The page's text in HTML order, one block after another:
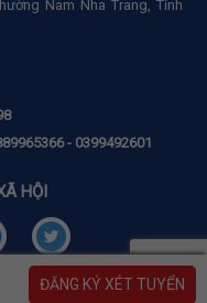
ĐĂNG KÝ XÉT TUYỂN
Nam Nha Trang, Tỉnh
- 0399492601
HỘI